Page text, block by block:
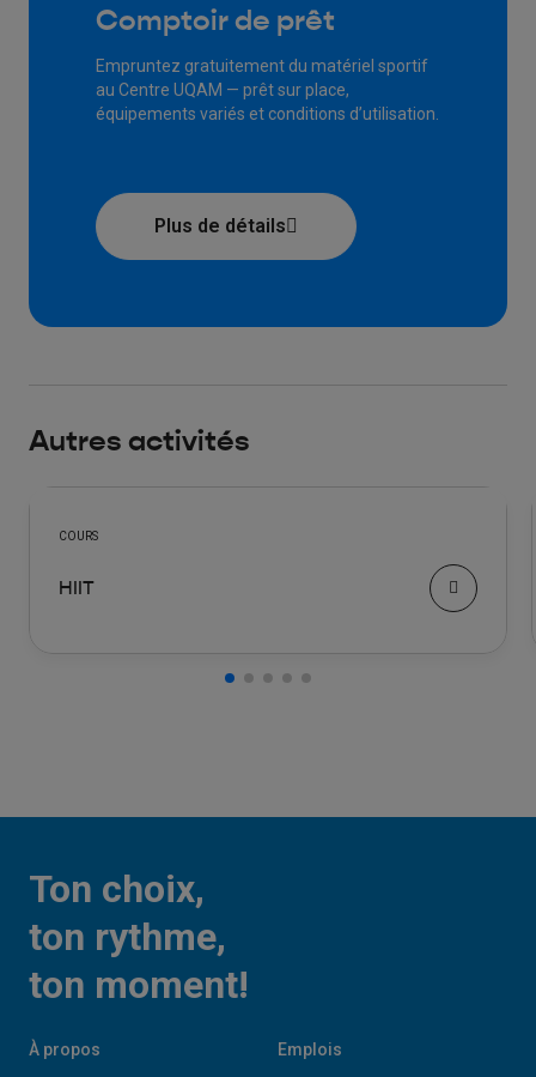
Comptoir de prêt
Empruntez gratuitement du matériel sportif
au Centre UQAM — prêt sur place,
équipements variés et conditions d’utilisation.
Plus de détails
Autres activités
COURS
HIIT
À propos Emplois
Ton choix,
ton rythme,
ton moment!